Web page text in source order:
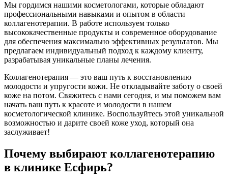
Мы гордимся нашими косметологами, которые обладают
профессиональными навыками и опытом в области
коллагенотерапии. В работе используем только
высококачественные продукты и современное оборудование
для обеспечения максимально эффективных результатов. Мы
предлагаем индивидуальный подход к каждому клиенту,
разрабатывая уникальные планы лечения.
Коллагенотерапия — это ваш путь к восстановлению
молодости и упругости кожи. Не откладывайте заботу о своей
коже на потом. Свяжитесь с нами сегодня, и мы поможем вам
начать ваш путь к красоте и молодости в нашем
косметологической клинике. Воспользуйтесь этой уникальной
возможностью и дарите своей коже уход, который она
заслуживает!
Почему выбирают коллагенотерапию
в клинике Есфирь?